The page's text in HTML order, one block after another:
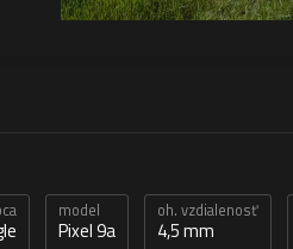
model
Pixel 9a
oh. vzdialenosť
4,5 mm